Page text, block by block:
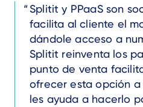
Text
Splitit y PPaaS son
facilita al cliente el
dándole acceso a
Splitit reinventa los
punto de venta
ofrecer esta opción a
les ayuda a hacerlo